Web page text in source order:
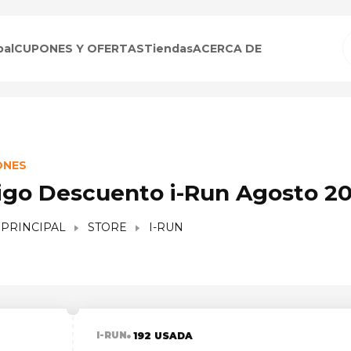
CUPONES Y OFERTASTiendasACERCA DE
Descuento i-Run Agosto
STORE I-RUN
I-RUN 192 USADA